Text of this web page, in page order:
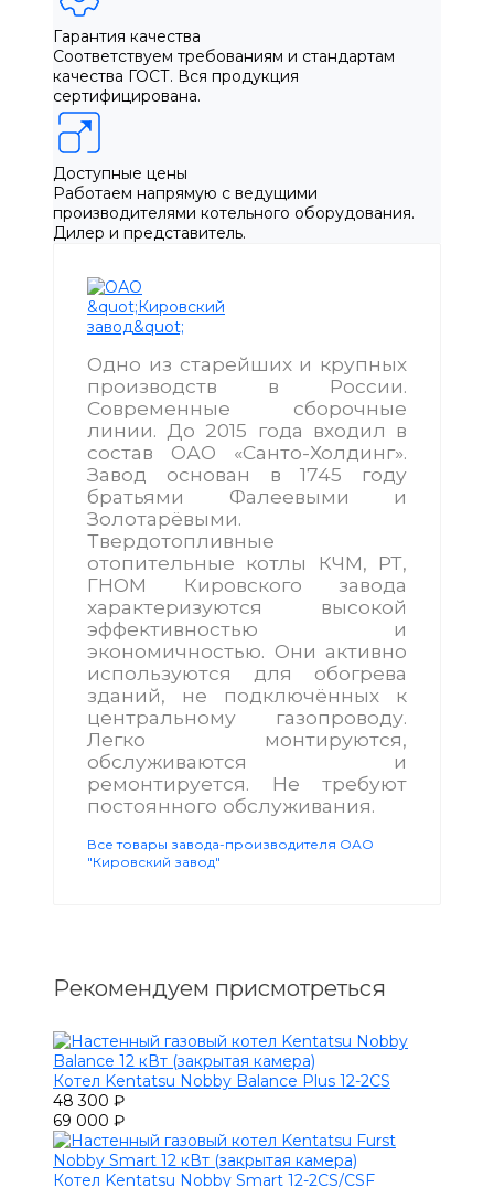
Гарантия качества
Соответствуем требованиям и стандартам
качества ГОСТ. Вся продукция
сертифицирована.
Доступные цены
Работаем напрямую с ведущими
производителями котельного оборудования.
Дилер и представитель.
Одно из старейших и крупных
производств в России.
Современные сборочные
линии. До 2015 года входил в
состав ОАО «Санто-Холдинг».
Завод основан в 1745 году
братьями Фалеевыми и
Золотарёвыми.
Твердотопливные
отопительные котлы КЧМ, РТ,
ГНОМ Кировского завода
характеризуются высокой
эффективностью и
экономичностью. Они активно
используются для обогрева
зданий, не подключённых к
центральному газопроводу.
Легко монтируются,
обслуживаются и
ремонтируется. Не требуют
постоянного обслуживания.
Все товары завода-производителя ОАО
"Кировский завод"
Рекомендуем присмотреться
Котел Kentatsu Nobby Balance Plus 12-2CS
48 300 ₽
69 000 ₽
Котел Kentatsu Nobby Smart 12-2CS/CSF